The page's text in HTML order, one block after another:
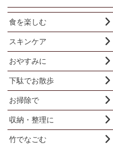
食を楽しむ
スキンケア
おやすみに
下駄でお散歩
お掃除で
収納・整理に
竹でなごむ